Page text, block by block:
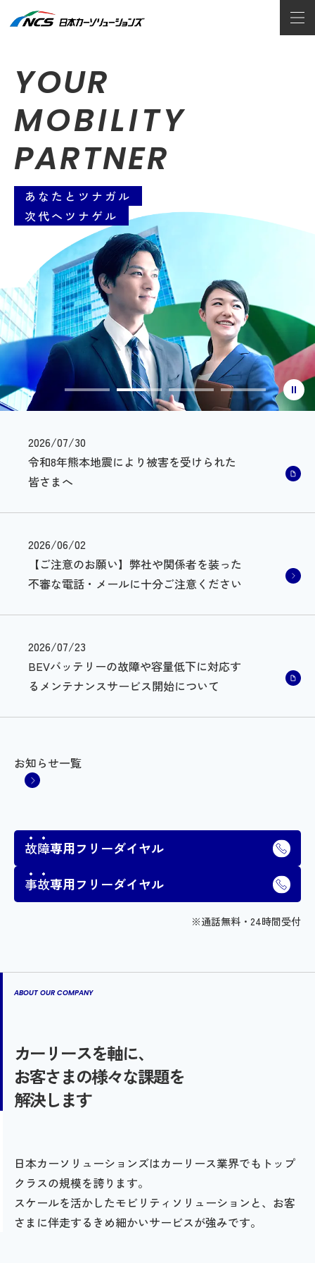
YOUR
MOBILITY
PARTNER
「カーリースで解決」編
動画広告展開中！
CM特設サイト
あなたとツナガル
次代へツナゲル
モビリティサービスで
人と社会を結ぶ
持続可能な
未来を支える
2026/07/30
令和8年熊本地震により被害を受けられた
皆さまへ
2026/06/02
【ご注意のお願い】弊社や関係者を装った
不審な電話・メールに十分ご注意ください
2026/07/23
BEVバッテリーの故障や容量低下に対応す
るメンテナンスサービス開始について
お知らせ一覧
故障専用フリーダイヤル
事故専用フリーダイヤル
※通話無料・24時間受付
ABOUT OUR COMPANY
カーリースを軸に、
お客さまの様々な課題を
解決します
日本カーソリューションズはカーリース業界でもトップ
クラスの規模を誇ります。
スケールを活かしたモビリティソリューションと、お客
さまに伴走するきめ細かいサービスが強みです。